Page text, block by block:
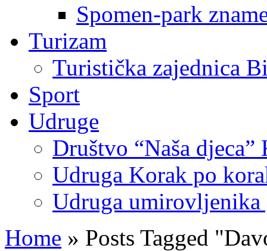
Spomen-park
Turizam
Turistička zajednica
Sport
Udruge
Društvo “Naša djeca”
Udruga Korak po
Udruga umirovljenika
Home » Posts Tagged "